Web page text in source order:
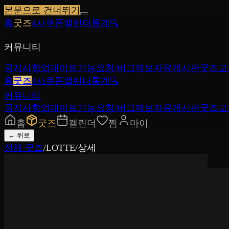
본문으로 건너뛰기
홈굿즈4사쿠폰캘린더 통계 🔍
커뮤니티
공지사항업데이트기능요청/버그제보자유게시판굿즈
홈굿즈4사쿠폰캘린더 통계 🔍
커뮤니티
공지사항업데이트기능요청/버그제보자유게시판굿즈
홈
굿즈 캘린더 찜 마이
← 뒤로
전체 굿즈/LOTTE/상세